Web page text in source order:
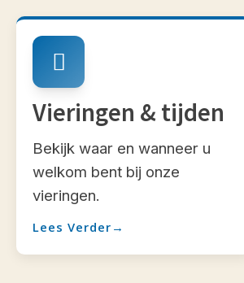
Vieringen & tijden
Bekijk waar en wanneer u
welkom bent bij onze
vieringen.
Lees Verder